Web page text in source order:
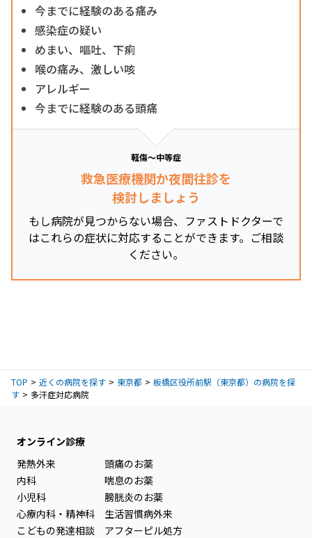
今までに経験のある痛み
感染症の疑い
めまい、嘔吐、下痢
喉の痛み、激しい咳
アレルギー
今までに経験のある頭痛
軽傷～中等症
救急医療機関か夜間往診を
検討しましょう
もし病院が見つからない場合、ファストドクターで
はこれらの症状に対応することができます。ご相談
ください。
TOP 近くの病院を探す 東京都
板橋区役所前駅（東京都）の病院を探
す
多汗症対応病院
オンライン診療
発熱外来
内科
小児科
心療内科・精神科
こどもの発達相談
頭痛のお薬
喘息のお薬
膀胱炎のお薬
生活習慣病外来
アフターピル処方